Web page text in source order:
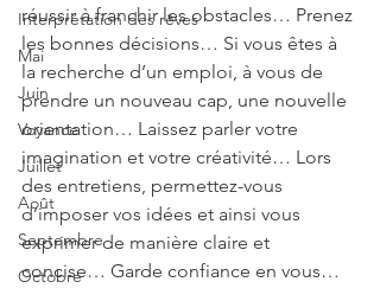
Interprétation des rêves
Mai
Juin
Voyance
Juillet
Août
Septembre
Octobre
réussir à franchir les obstacles… Prenez
les bonnes décisions… Si vous êtes à
la recherche d’un emploi, à vous de
prendre un nouveau cap, une nouvelle
orientation… Laissez parler votre
imagination et votre créativité… Lors
des entretiens, permettez-vous
d’imposer vos idées et ainsi vous
exprimer de manière claire et
concise… Garde confiance en vous…